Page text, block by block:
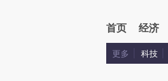
首页 经济
更多 科技